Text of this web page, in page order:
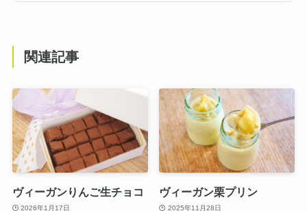
関連記事
ヴィーガンりんご生チョコ
2026年1月17日
ヴィーガン栗プリン
2025年11月28日